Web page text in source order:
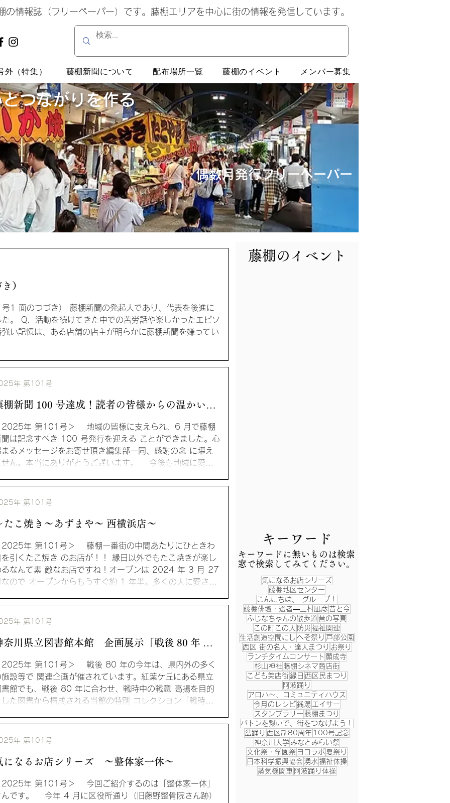
の情報誌（フリーペーパー）です。藤棚エリアを中心に街の情報を発信しています。
外（特集） 藤棚新聞について 配布場所一覧 藤棚のイベント メンバー募集
偶数月発行​フリーペーパー
つながりを作る
）
面のつづき） 藤棚新聞の発起人であり、代表を後進に
。 Q．活動を続けてきた中での苦労話や楽しかったエピソ
い記憶は、ある店舗の店主が明らかに藤棚新聞を嫌ってい
棚新聞 100 号達成！読者の皆様からの温かいメ
セージに感謝！
2025年 第101号＞ 地域の皆様に支えられ、6 月で藤棚
聞は記念すべき 100 号発行を迎える ことができました。心
まるメッセージをお寄せ頂き編集部一同、感謝の念 に堪え
せん。本当にありがとうございます。 今後も地域に愛さ
年 第101号
たこ焼き～あずまや～ 西横浜店～
2025年 第101号＞ 藤棚一番街の中間あたりにひときわ
を引くたこ焼き のお店が！！ 縁日以外でもたこ焼きが楽し
るなんて素 敵なお店ですね！オープンは 2024 年 3 月 27
なので オープンからもうすぐ約 1 年半。多くの人に愛され
年 第101号
奈川県立図書館本館 企画展示「戦後 80 年 戦
文庫と戦時下の図書館活動」あと 3 週間
2025年 第101号＞ 戦後 80 年の今年は、県内外の多く
施設等で 関連企画が催されています。紅葉ケ丘にある県立
書館でも、戦後 80 年に合わせ、戦時中の戦意 高揚を目的
した図書から構成される当館の特別 コレクション「戦時文
年 第101号
になるお店シリーズ ～整体家一休～
2025年 第101号＞ 今回ご紹介するのは「整体家一休」
んです。 今年 4 月に区役所通り（旧藤野整骨院さん跡）
年 第101号
​藤棚のイベント
​キーワード
​キーワードに無いものは検索
窓で検索してみてください。
気になるお店シリーズ
藤棚地区センター
こんにちは、-グループ！
藤棚俳壇・選者―三村凪彦 昔と今
ふじなちゃんの散歩道 昔の写真
この町この人 防災 福祉関連
生活創造空間にし へそ祭り 戸部公園
西区 街の名人・達人まつり お祭り
ランチタイムコンサート 願成寺
杉山神社 藤棚シネマ商店街
こども笑店街縁日 西区民まつり
阿波踊り
アロハ～、コミュニティハウス
今月のレシピ銭湯 エイサー
スタンプラリー 藤棚まつり
バトンを繋いで、街をつなげよう！
盆踊り 西区制80周年 100号記念
神奈川大学 みなとみらい祭
文化祭・学園祭 ヨコラボ 夏祭り
日本科学振興協会 湧水 福祉体操
蒸気機関車 阿波踊り体操